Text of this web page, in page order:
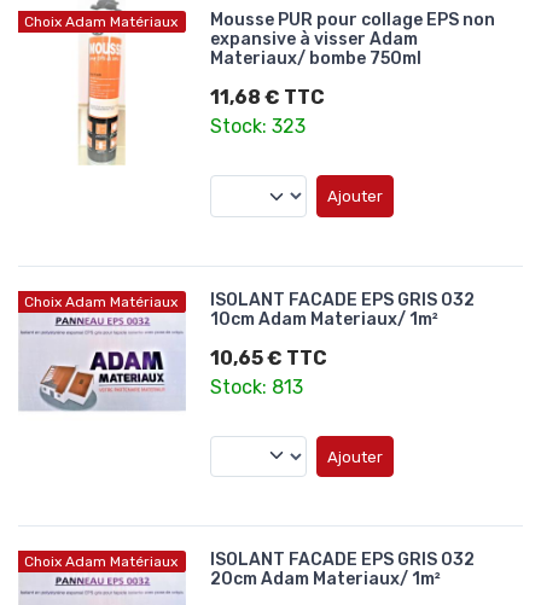
Choix Adam Matériaux
Mousse PUR pour collage EPS non
expansive à visser Adam
Materiaux/ bombe 750ml
11,68 € TTC
Stock: 323
Ajouter
Choix Adam Matériaux
ISOLANT FACADE EPS GRIS 032
10cm Adam Materiaux/ 1m²
10,65 € TTC
Stock: 813
Ajouter
Choix Adam Matériaux
ISOLANT FACADE EPS GRIS 032
20cm Adam Materiaux/ 1m²